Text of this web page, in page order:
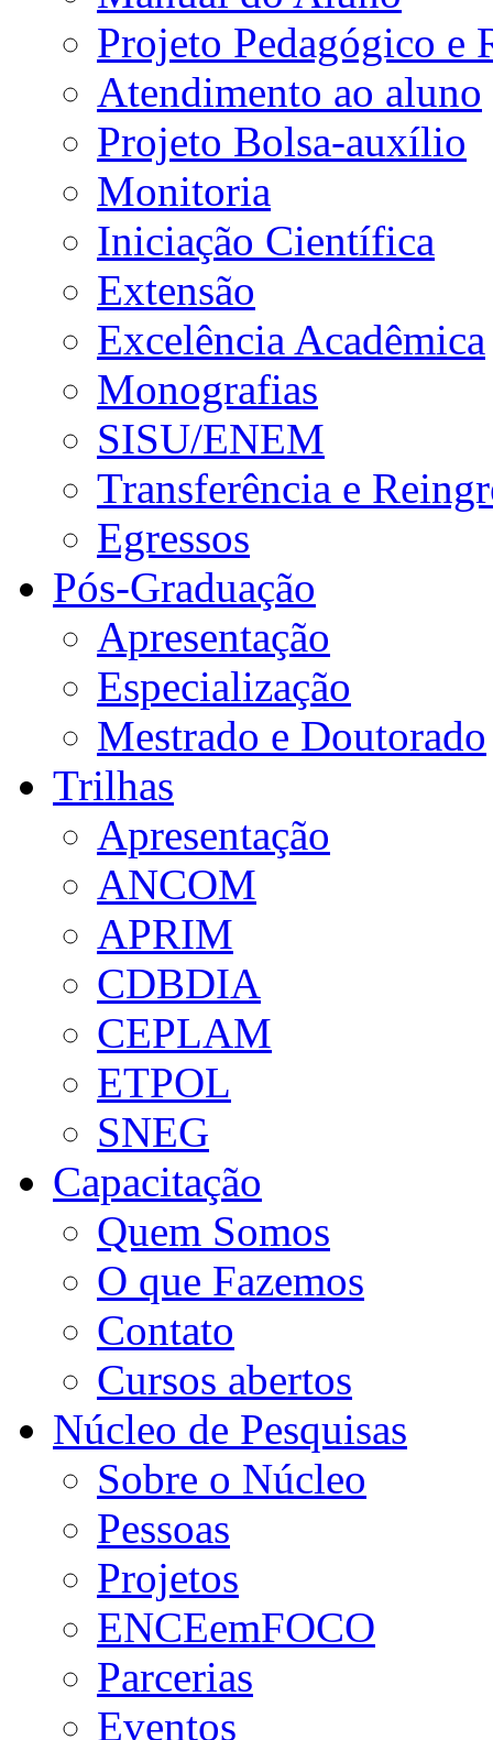
Projeto Pedagógico e
Atendimento ao aluno
Projeto Bolsa-auxílio
Monitoria
Iniciação Científica
Extensão
Excelência Acadêmica
Monografias
SISU/ENEM
Transferência e
Egressos
Pós-Graduação
Apresentação
Especialização
Mestrado e Doutorado
Trilhas
Apresentação
ANCOM
APRIM
CDBDIA
CEPLAM
ETPOL
SNEG
Capacitação
Quem Somos
O que Fazemos
Contato
Cursos abertos
Núcleo de Pesquisas
Sobre o Núcleo
Pessoas
Projetos
ENCEemFOCO
Parcerias
Eventos